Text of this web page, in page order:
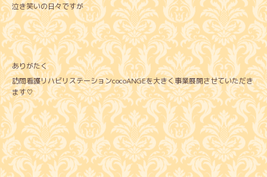
泣き笑いの日々ですが
ありがたく
訪問看護リハビリステーションcocoANGEを大きく事業展開させていただき
ます♡